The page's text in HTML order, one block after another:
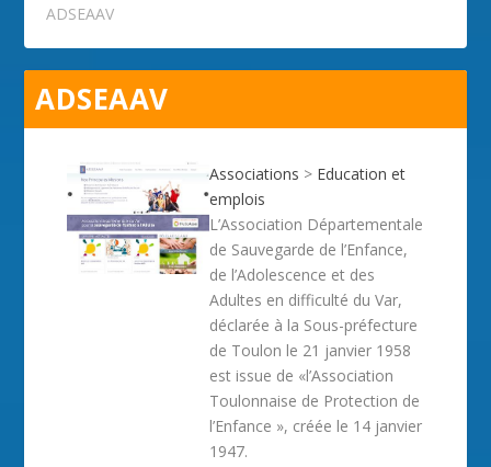
ADSEAAV
ADSEAAV
Associations > Education et
emplois
L’Association Départementale
de Sauvegarde de l’Enfance,
de l’Adolescence et des
Adultes en difficulté du Var,
déclarée à la Sous-préfecture
de Toulon le 21 janvier 1958
est issue de «l’Association
Toulonnaise de Protection de
l’Enfance », créée le 14 janvier
1947.